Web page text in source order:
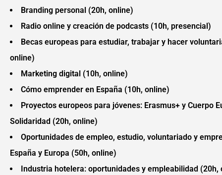
Branding personal (20h, online)
Radio online y creación de podcasts (10h, presencial)
Becas europeas para estudiar, trabajar y hacer
online)
Marketing digital (10h, online)
Cómo emprender en España (10h, online)
Proyectos europeos para jóvenes: Erasmus+ y Cuerpo
Solidaridad (20h, online)
Oportunidades de empleo, estudio, voluntariado y
España y Europa (50h, online)
Industria hotelera: oportunidades y empleabilidad (20h,